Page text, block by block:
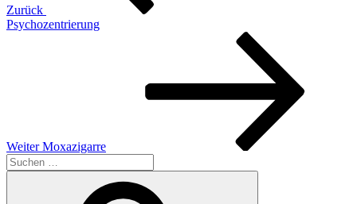
Zurück
Psychozentrierung
Weiter Moxazigarre
Suchen
nach: